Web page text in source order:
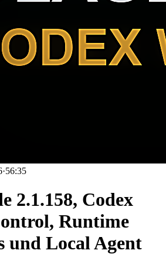
·56:35
2.1.158, Codex
Runtime
und Local Agent